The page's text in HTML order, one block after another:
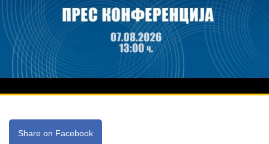
Share on Facebook